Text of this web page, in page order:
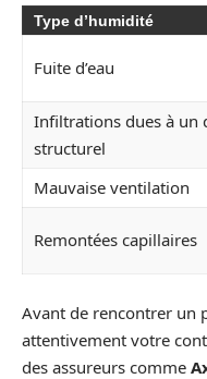
Type d’humidité
Fuite d’eau
Infiltrations dues à un
structurel
Mauvaise ventilation
Remontées capillaires
Avant de rencontrer un
attentivement votre
des assureurs comme